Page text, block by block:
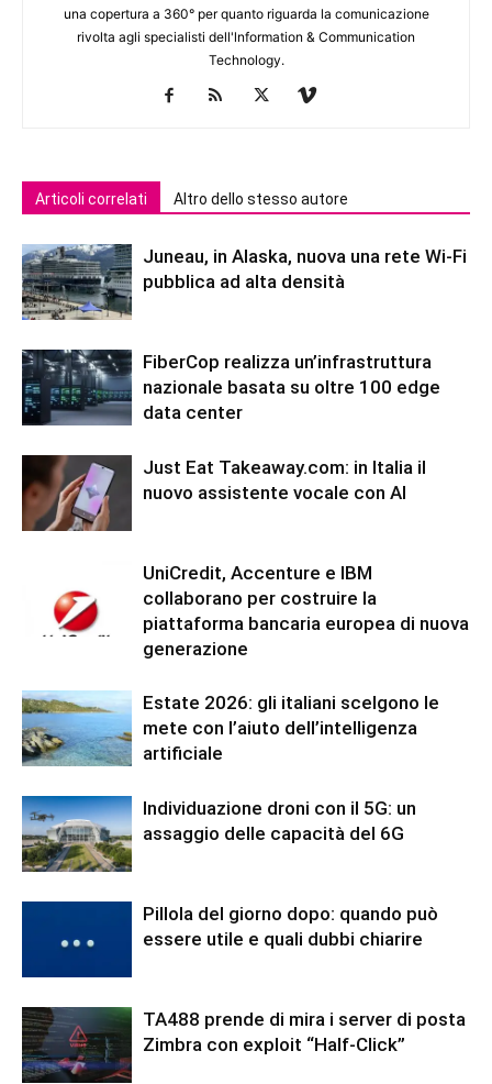
una copertura a 360° per quanto riguarda la comunicazione
rivolta agli specialisti dell'lnformation & Communication
Technology.
Articoli correlati Altro dello stesso autore
Juneau, in Alaska, nuova una rete Wi-Fi
pubblica ad alta densità
FiberCop realizza un’infrastruttura
nazionale basata su oltre 100 edge
data center
Just Eat Takeaway.com: in Italia il
nuovo assistente vocale con AI
UniCredit, Accenture e IBM
collaborano per costruire la
piattaforma bancaria europea di nuova
generazione
Estate 2026: gli italiani scelgono le
mete con l’aiuto dell’intelligenza
artificiale
Individuazione droni con il 5G: un
assaggio delle capacità del 6G
Pillola del giorno dopo: quando può
essere utile e quali dubbi chiarire
TA488 prende di mira i server di posta
Zimbra con exploit “Half-Click”